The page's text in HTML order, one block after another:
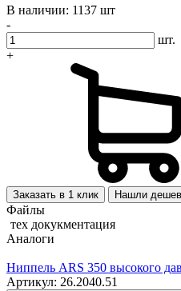
В наличии: 1137 шт
-
шт.
+
Заказать в 1 клик Нашли
Файлы
тех докукментация
Аналоги
Ниппель ARS 350 высокого
Артикул: 26.2040.51